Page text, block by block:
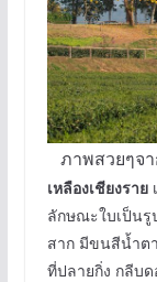
ภาพสวยๆจ
เหลืองเชียงราย
ลักษณะใบเป็นรู
สาก มีขนสีน้ำต
ที่ปลายกิ่ง กลีบ